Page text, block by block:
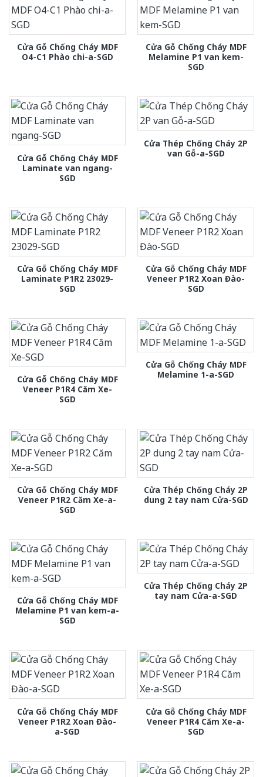
Cửa Gỗ Chống Cháy MDF
O4-C1 Phào chi-a-SGD
Cửa Gỗ Chống Cháy MDF
Melamine P1 van kem-
SGD
Cửa Gỗ Chống Cháy MDF
Laminate van ngang-
SGD
Cửa Thép Chống Cháy 2P
van Gỗ-a-SGD
Cửa Gỗ Chống Cháy MDF
Laminate P1R2 23029-
SGD
Cửa Gỗ Chống Cháy MDF
Veneer P1R2 Xoan Đào-
SGD
Cửa Gỗ Chống Cháy MDF
Veneer P1R4 Căm Xe-
SGD
Cửa Gỗ Chống Cháy MDF
Melamine 1-a-SGD
Cửa Gỗ Chống Cháy MDF
Veneer P1R2 Căm Xe-a-
SGD
Cửa Thép Chống Cháy 2P
dung 2 tay nam Cửa-SGD
Cửa Gỗ Chống Cháy MDF
Melamine P1 van kem-a-
SGD
Cửa Thép Chống Cháy 2P
tay nam Cửa-a-SGD
Cửa Gỗ Chống Cháy MDF
Veneer P1R2 Xoan Đào-
a-SGD
Cửa Gỗ Chống Cháy MDF
Veneer P1R4 Căm Xe-a-
SGD